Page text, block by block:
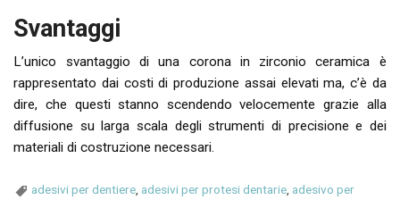
Svantaggi
L’unico svantaggio di una corona in zirconio ceramica è
rappresentato dai costi di produzione assai elevati ma, c’è da
dire, che questi stanno scendendo velocemente grazie alla
diffusione su larga scala degli strumenti di precisione e dei
materiali di costruzione necessari.
adesivi per dentiere adesivi per protesi dentarie adesivo per